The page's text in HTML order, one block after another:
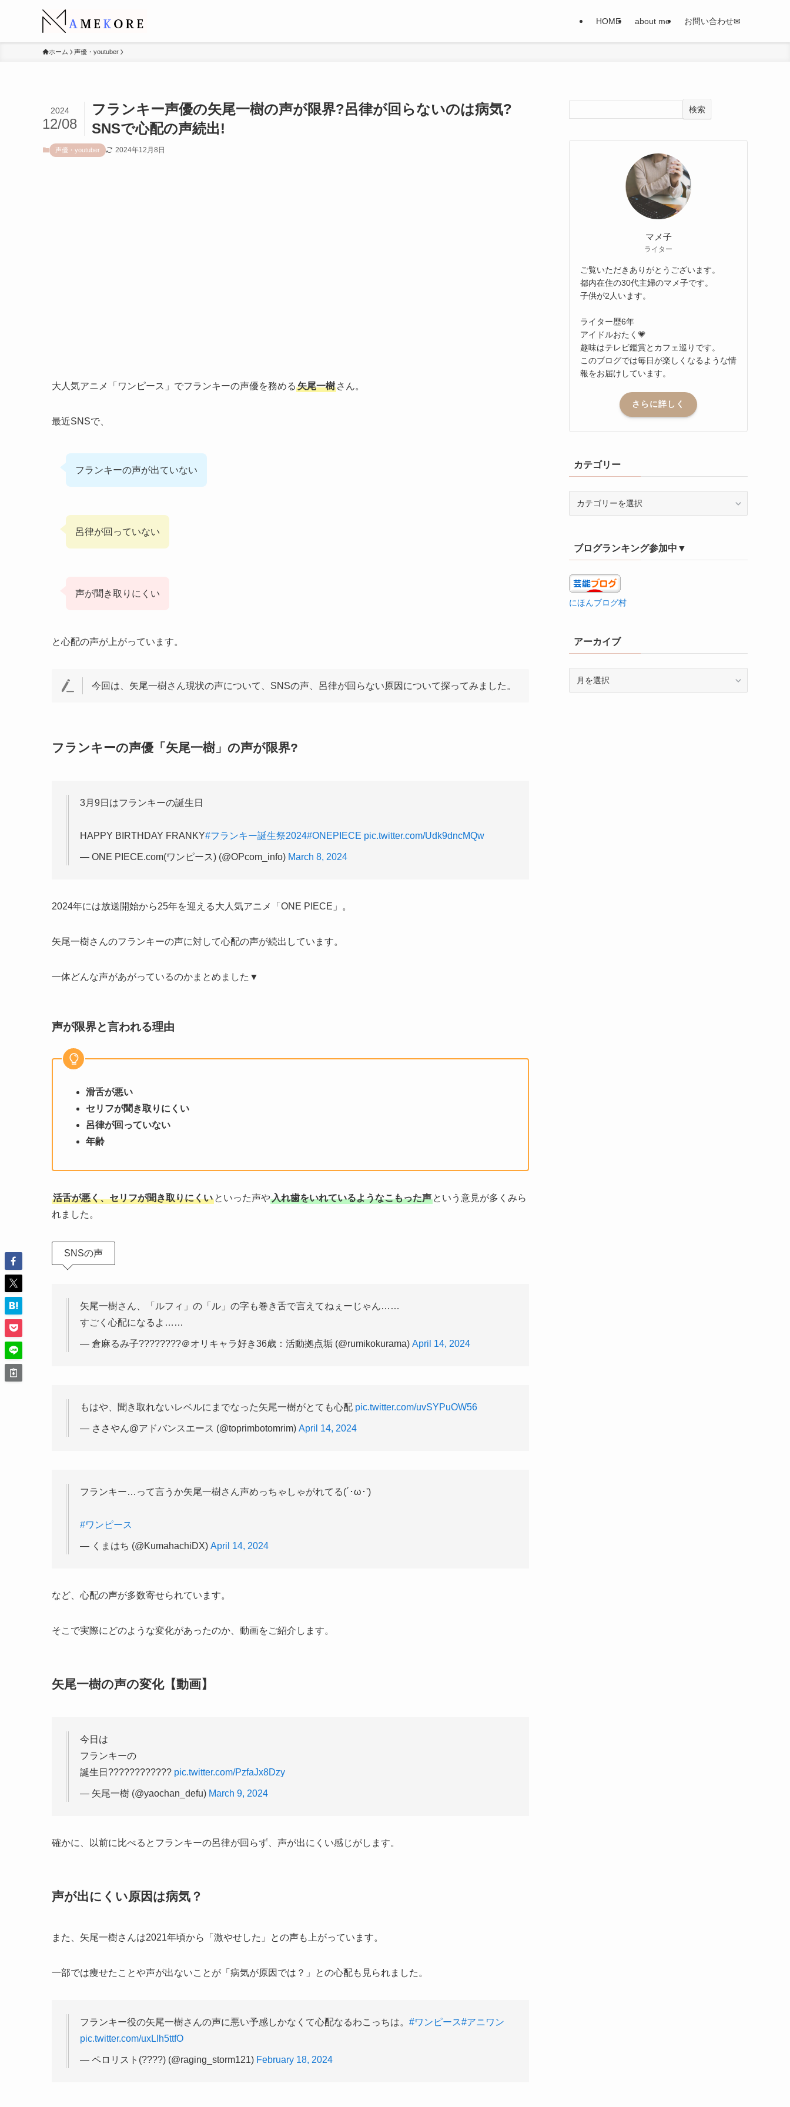
HOME about me お問い合わせ✉
ホーム 声優・youtuber
フランキー声優の矢尾一樹の声が限界?呂律が回らないのは病気?
SNSで心配の声続出!
2024
12/08
声優・youtuber 2024年12月8日
大人気アニメ「ワンピース」でフランキーの声優を務める 矢尾一樹 さん。
最近SNSで、
フランキーの声が出ていない
呂律が回っていない
声が聞き取りにくい
と心配の声が上がっています。
今回は、矢尾一樹さん現状の声について、SNSの声、呂律が回らない原因について探ってみました。
フランキーの声優「矢尾一樹」の声が限界?
3月9日はフランキーの誕生日
HAPPY BIRTHDAY FRANKY#フランキー誕生祭2024#ONEPIECE pic.twitter.com/Udk9dncMQw
— ONE PIECE.com(ワンピース) (@OPcom_info) March 8, 2024
2024年には放送開始から25年を迎える大人気アニメ「ONE PIECE」。
矢尾一樹さんのフランキーの声に対して心配の声が続出しています。
一体どんな声があがっているのかまとめました▼
声が限界と言われる理由
滑舌が悪い
セリフが聞き取りにくい
呂律が回っていない
年齢
活舌が悪く、セリフが聞き取りにくい といった声や入れ歯をいれているようなこもった声 という意見が多くみら
れました。
SNSの声
矢尾一樹さん、「ルフィ」の「ル」の字も巻き舌で言えてねぇーじゃん……
すごく心配になるよ……
— 倉麻るみ子????????＠オリキャラ好き36歳：活動拠点垢 (@rumikokurama) April 14, 2024
もはや、聞き取れないレベルにまでなった矢尾一樹がとても心配 pic.twitter.com/uvSYPuOW56
— ささやん@アドバンスエース (@toprimbotomrim) April 14, 2024
フランキー…って言うか矢尾一樹さん声めっちゃしゃがれてる(´･ω･')
#ワンピース
— くまはち (@KumahachiDX) April 14, 2024
など、心配の声が多数寄せられています。
そこで実際にどのような変化があったのか、動画をご紹介します。
矢尾一樹の声の変化【動画】
今日は
フランキーの
誕生日???????????? pic.twitter.com/PzfaJx8Dzy
— 矢尾一樹 (@yaochan_defu) March 9, 2024
確かに、以前に比べるとフランキーの呂律が回らず、声が出にくい感じがします。
声が出にくい原因は病気？
また、矢尾一樹さんは2021年頃から「激やせした」との声も上がっています。
一部では痩せたことや声が出ないことが「病気が原因では？」との心配も見られました。
フランキー役の矢尾一樹さんの声に悪い予感しかなくて心配なるわこっちは。 #ワンピース#アニワン
pic.twitter.com/uxLlh5ttfO
— ペロリスト(????) (@raging_storm121) February 18, 2024
検索
マメ子
ライター
ご覧いただきありがとうございます。
都内在住の30代主婦のマメ子です。
子供が2人います。
ライター歴6年
アイドルおたく💗
趣味はテレビ鑑賞とカフェ巡りです。
このブログでは毎日が楽しくなるような情
報をお届けしています。
さらに詳しく
カテゴリー
ーブログランキング参加中▼
にほんブログ村
アーカイブ